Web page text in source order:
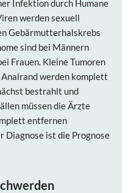
Infektion durch Humane
werden sexuell
Gebärmutterhalskrebs
sind bei Männern
Frauen. Kleine Tumoren
werden komplett
bestrahlt und
müssen die Ärzte
entfernen
Diagnose ist die Prognose